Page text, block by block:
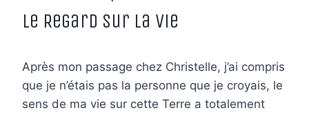
le Regard sur la Vie
Après mon passage chez Christelle, j’ai compris
que je n’étais pas la personne que je croyais, le
sens de ma vie sur cette Terre a totalement